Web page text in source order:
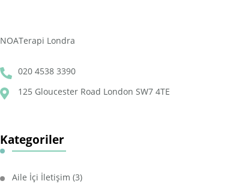
NOATerapi Londra
020 4538 3390
125 Gloucester Road London SW7 4TE
Kategoriler
Aile İçi İletişim (3)